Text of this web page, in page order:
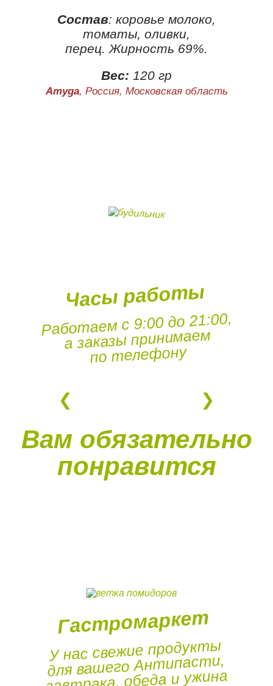
Состав: коровье молоко,
томаты, оливки,
перец. Жирность 69%.
Вес: 120 гр
Amyga, Россия, Московская область
Часы работы
Работаем с 9:00 до 21:00,
а заказы принимаем
по телефону
Вам обязательно
понравится
Гастромаркет
У нас свежие продукты
для вашего Антипасти,